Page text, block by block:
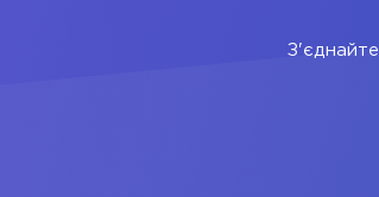
З'єднайте